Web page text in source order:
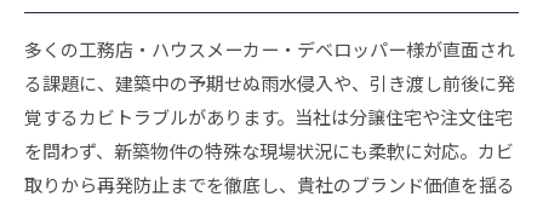
多くの工務店・ハウスメーカー・デベロッパー様が直面され
る課題に、建築中の予期せぬ雨水侵入や、引き渡し前後に発
覚するカビトラブルがあります。当社は分譲住宅や注文住宅
を問わず、新築物件の特殊な現場状況にも柔軟に対応。カビ
取りから再発防止までを徹底し、貴社のブランド価値を揺る